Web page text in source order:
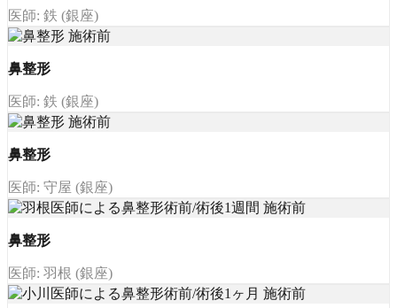
医師: 鉄 (銀座)
鼻整形
医師: 鉄 (銀座)
鼻整形
医師: 守屋 (銀座)
鼻整形
医師: 羽根 (銀座)